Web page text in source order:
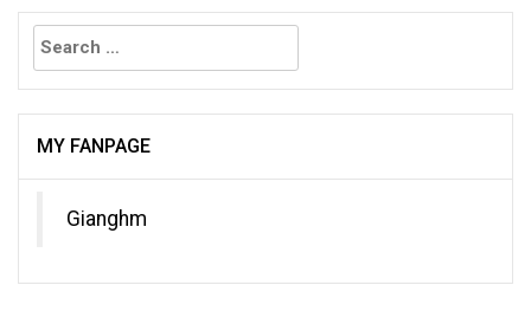
Search
for:
MY FANPAGE
Gianghm